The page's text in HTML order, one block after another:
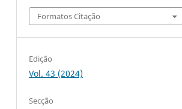
Formatos Citação
Edição
Vol. 43 (2024)
Secção